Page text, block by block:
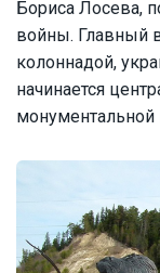
Бориса Лосева,
войны. Главный
колоннадой,
начинается